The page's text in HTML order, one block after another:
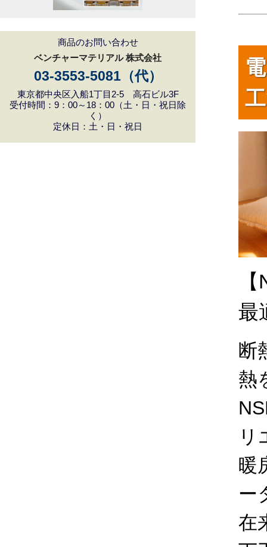
商品のお問い合わせ
ベンチャーマテリアル 株式会社
03-3553-5081（代）
東京都中央区入船1丁目2-5 高石ビル3F
受付時間：9：00～18：00（土・日・祝日除
く）
定休日：土・日・祝日
最
断
熱
リ
暖
ー
在